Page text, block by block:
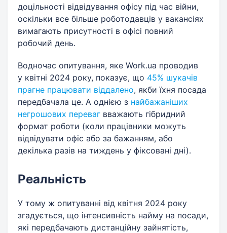
доцільності відвідування офісу під час війни,
оскільки все більше роботодавців у вакансіях
вимагають присутності в офісі повний
робочий день.
Водночас опитування, яке Work.ua проводив
у квітні 2024 року, показує, що 45% шукачів
прагне працювати віддалено, якби їхня посада
передбачала це. А однією з найбажаніших
негрошових переваг вважають гібридний
формат роботи (коли працівники можуть
відвідувати офіс або за бажанням, або
декілька разів на тиждень у фіксовані дні).
Реальність
У тому ж опитуванні від квітня 2024 року
згадується, що інтенсивність найму на посади,
які передбачають дистанційну зайнятість,